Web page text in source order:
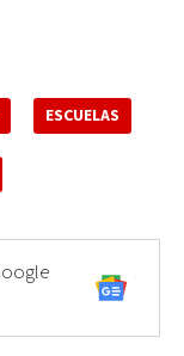
ESCUELAS